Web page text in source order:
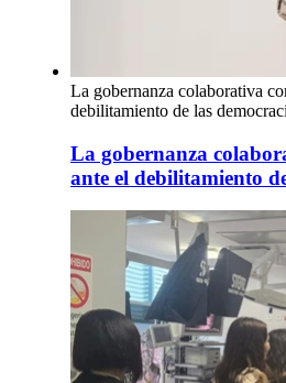
La gobernanza colaborativa
debilitamiento de las
La gobernanza
ante el debilitamiento